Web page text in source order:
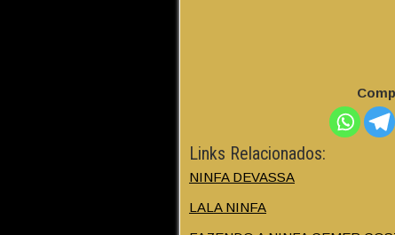
Links Relacionados:
NINFA DEVASSA
LALA NINFA